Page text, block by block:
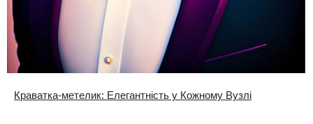
Краватка-метелик: Елегантність у Кожному Вузлі